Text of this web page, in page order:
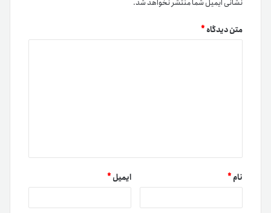
نشانی ایمیل شما منتشر نخواهد شد.
متن دیدگاه*
نام* ایمیل*